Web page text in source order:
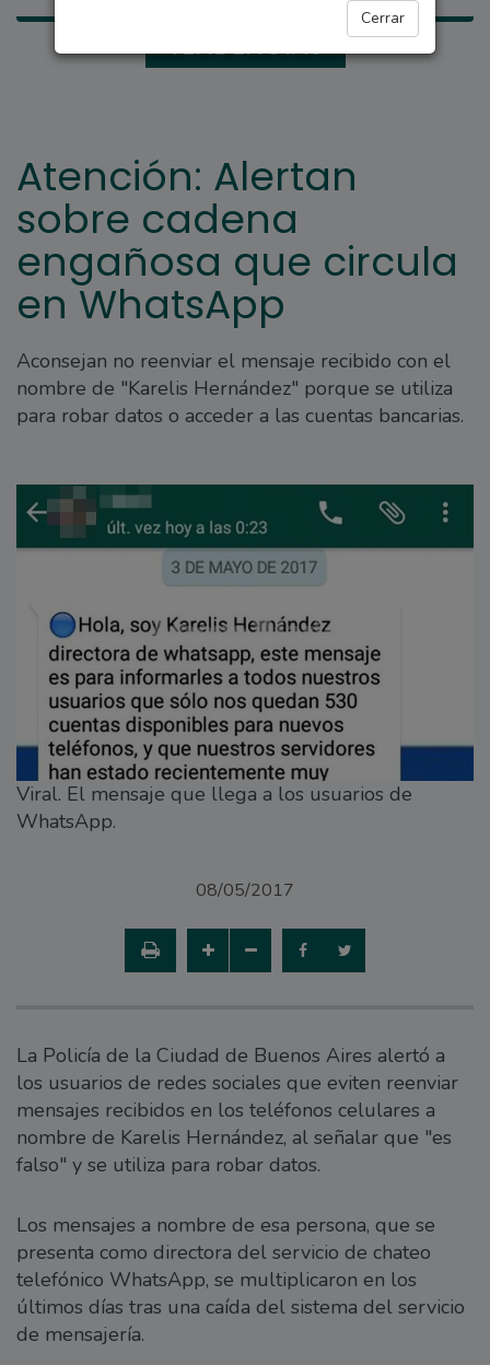
Cerrar
TENDENCIAS
Atención: Alertan
sobre cadena
engañosa que circula
en WhatsApp
Aconsejan no reenviar el mensaje recibido con el
nombre de "Karelis Hernández" porque se utiliza
para robar datos o acceder a las cuentas bancarias.
Viral. El mensaje que llega a los usuarios de
WhatsApp.
08/05/2017
La Policía de la Ciudad de Buenos Aires alertó a
los usuarios de redes sociales que eviten reenviar
mensajes recibidos en los teléfonos celulares a
nombre de Karelis Hernández, al señalar que "es
falso" y se utiliza para robar datos.
Los mensajes a nombre de esa persona, que se
presenta como directora del servicio de chateo
telefónico WhatsApp, se multiplicaron en los
últimos días tras una caída del sistema del servicio
de mensajería.